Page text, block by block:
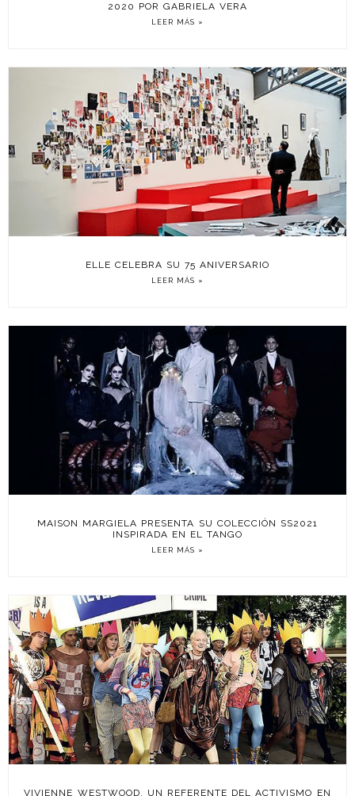
2020 POR GABRIELA VERA
LEER MÁS »
ELLE CELEBRA SU 75 ANIVERSARIO
LEER MÁS »
MAISON MARGIELA PRESENTA SU COLECCIÓN SS2021
INSPIRADA EN EL TANGO
LEER MÁS »
VIVIENNE WESTWOOD, UN REFERENTE DEL ACTIVISMO EN